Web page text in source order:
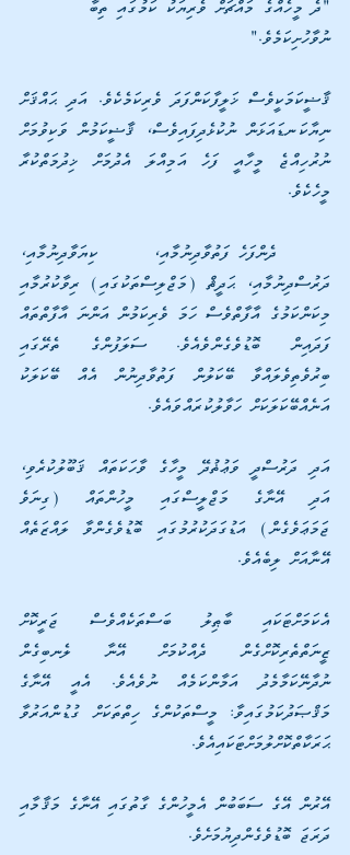
"ދެ މީހެއްގެ މައްޗަށް ވެރިޔަކު ކަމުގައި ތިބާ
ނުވާހުށިކަމެވެ."
ޤާޟީކަމަކީވެސް ޚަލީފާކަންފަދަ ވެރިކަމެކެވެ. އަދި ޙައްޤަށް
ނިޔާކަނޑައަޅަން ނުކުޅެދިފައިވެސް، ޤާޟީކަމުން ވަކިވުމަށް
ނުރުހިއްޖެ މީހާއީ ފަހެ އަމިއްލަ އެދުމަށް ޚިދުމަތްކުރާ
މީހެކެވެ.
އަނެއްބޭކަލަކަށް ހަވާލުކުރައްވައެވެ.
އަދި އޭނާގެ މަޖްލީސްގައި މީހުންތައް (ގިނަވެ
އޭނާއަށް ލިބެއެވެ.
އެކަމަށްޓަކައި ބާޠިލު ބަސްތަކެއްވެސް ޖަރީކޮށް
ޒީނަތްތެރިކޮށްގެން ދެއްކުމަށް އޭނާ ލެނބިގެން
މަޤްޞަދުކަމުގައިވާ: މީސްތަކުންގެ ހިތްތަކަށް ގުޑުންއަރުވާ
ޙަރަކާތްކޮށްލުމަށްޓަކައިއެވެ.
ދަރަޖަ ބޮޑުވެގެންދިޔުމަށެވެ.